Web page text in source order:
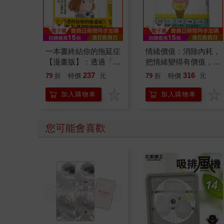
一本書終結你的拖延症
【漫畫版】：透過「小
行動」打開大腦的行動
「行動派」的37個科
學方法
79 折 特價 237 元
加入購物車
情緒價值：消除內耗，
把情緒變得有價值，跟
誰都能自在相處
79 折 特價 316 元
加入購物車
您可能會喜歡